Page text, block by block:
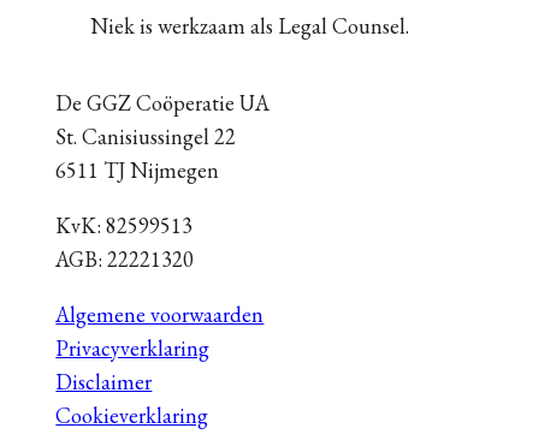
Niek is werkzaam als Legal Counsel.
De GGZ Coöperatie UA
St. Canisiussingel 22
6511 TJ Nijmegen
KvK: 82599513
AGB: 22221320
Algemene voorwaarden
Privacyverklaring
Disclaimer
Cookieverklaring